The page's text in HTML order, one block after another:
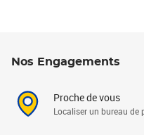
Nos Engagements
Proche de vous
Localiser un bureau de